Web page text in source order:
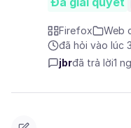
Firefox
Web
đã hỏi vào lúc
jbrđã trả lời1